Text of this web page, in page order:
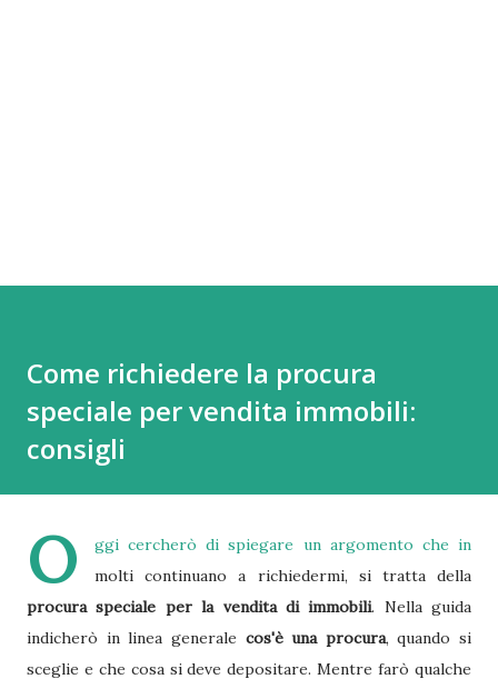
Come richiedere la procura
speciale per vendita immobili:
consigli
O
ggi cercherò di spiegare un argomento che in
molti continuano a richiedermi, si tratta della
procura speciale per la vendita di immobili. Nella guida
indicherò in linea generale cos'è una procura, quando si
sceglie e che cosa si deve depositare. Mentre farò qualche